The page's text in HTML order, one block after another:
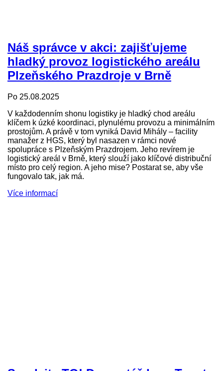
Náš správce v akci: zajišťujeme
hladký provoz logistického areálu
Plzeňského Prazdroje v Brně
Po 25.08.2025
V každodenním shonu logistiky je hladký chod areálu
klíčem k úzké koordinaci, plynulému provozu a minimálním
prostojům. A právě v tom vyniká David Mihály – facility
manažer z HGS, který byl nasazen v rámci nové
spolupráce s Plzeňským Prazdrojem. Jeho revírem je
logistický areál v Brně, který slouží jako klíčové distribuční
místo pro celý region. A jeho mise? Postarat se, aby vše
fungovalo tak, jak má.
Více informací